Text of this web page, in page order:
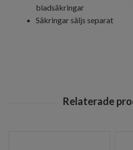
bladsäkringar
Säkringar säljs separat